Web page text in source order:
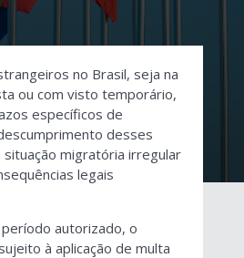
no Brasil, seja na
ou com visto temporário,
específicos de
desses
migratória irregular
legais
autorizado, o
à aplicação de multa